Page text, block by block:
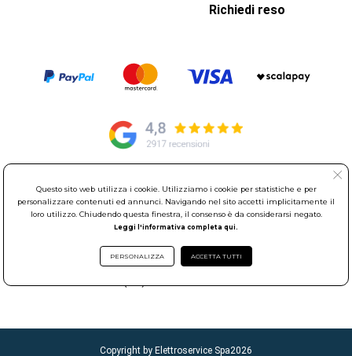
Richiedi reso
© Elettroservice Spa - Sede Legale: Via Leonardo da Vinci, 40 -
00015 Monterotondo Scalo (RM)
Partita Iva: 01586761007 - Codice Fiscale: 06634500588 Capitale
Roma REA: RM-535144
Sede Operativa: Via Leonardo da Vinci, 40 - 00015 Monterotondo
Copyright by Elettroservice Spa2026
Questo sito web utilizza i cookie. Utilizziamo i cookie per statistiche e per
personalizzare contenuti ed annunci. Navigando nel sito accetti implicitamente il
loro utilizzo. Chiudendo questa finestra, il consenso è da considerarsi negato.
Leggi l'informativa completa qui.
PERSONALIZZA ACCETTA TUTTI